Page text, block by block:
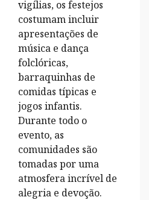
vigílias, os festejos
costumam incluir
apresentações de
música e dança
folclóricas,
barraquinhas de
comidas típicas e
jogos infantis.
Durante todo o
evento, as
comunidades são
tomadas por uma
atmosfera incrível de
alegria e devoção.